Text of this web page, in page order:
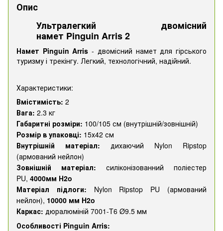
Опис
Ультралегкий двомісний
намет Pinguin Arris 2
Намет Pinguin Arris - двомісний намет для гірського
туризму і трекінгу. Легкий, технологічний, надійний.
Характеристики:
Вмістимість: 2
Вага: 2.3 кг
Габаритні розміри: 100/105 см (внутрішній/зовнішній)
Розмір в упаковці: 15х42 см
Внутрішній матеріал: дихаючий Nylon Ripstop
(армований нейлон)
Зовнішній матеріал: силіконізованний поліестер
PU, 4000мм Н2o
Матеріал підлоги: Nylon Ripstop PU (армований
нейлон), 10000 мм H2o
Каркас: дюралюміній 7001-T6 Ø9.5 мм
Особливості Pinguin Arris: